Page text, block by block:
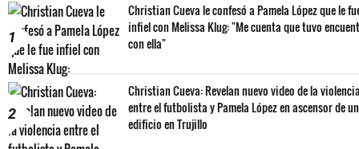
1
Christian Cueva le confesó a Pamela López que le
infiel con Melissa Klug: "Me cuenta que tuvo
con ella"
2
Christian Cueva: Revelan nuevo video de la
entre el futbolista y Pamela López en ascensor de un
edificio en Trujillo